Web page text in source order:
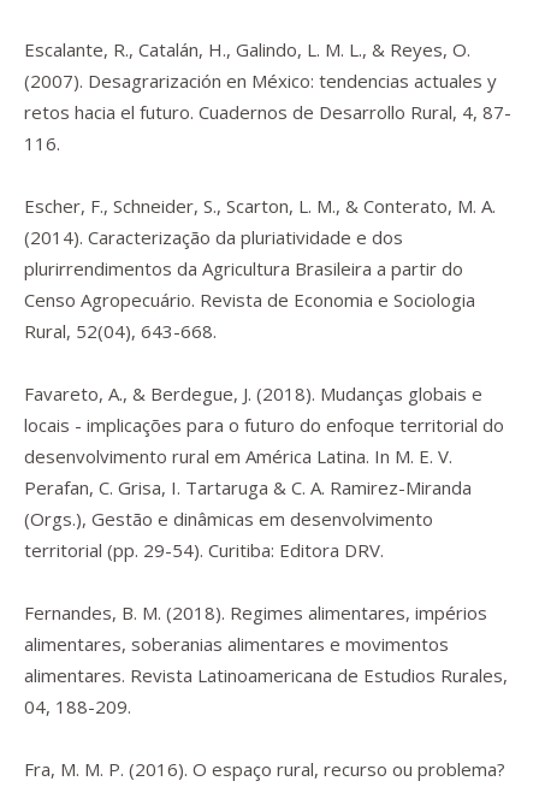
Escalante, R., Catalán, H., Galindo, L. M. L., & Reyes, O.
(2007). Desagrarización en México: tendencias actuales y
retos hacia el futuro. Cuadernos de Desarrollo Rural, 4, 87-
116.
Escher, F., Schneider, S., Scarton, L. M., & Conterato, M. A.
(2014). Caracterização da pluriatividade e dos
plurirrendimentos da Agricultura Brasileira a partir do
Censo Agropecuário. Revista de Economia e Sociologia
Rural, 52(04), 643-668.
Favareto, A., & Berdegue, J. (2018). Mudanças globais e
locais - implicações para o futuro do enfoque territorial do
desenvolvimento rural em América Latina. In M. E. V.
Perafan, C. Grisa, I. Tartaruga & C. A. Ramirez-Miranda
(Orgs.), Gestão e dinâmicas em desenvolvimento
territorial (pp. 29-54). Curitiba: Editora DRV.
Fernandes, B. M. (2018). Regimes alimentares, impérios
alimentares, soberanias alimentares e movimentos
alimentares. Revista Latinoamericana de Estudios Rurales,
04, 188-209.
Fra, M. M. P. (2016). O espaço rural, recurso ou problema?